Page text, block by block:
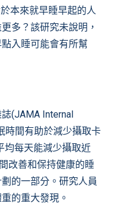
本來就早睡早起的人
多？該研究未說明，
入睡可能會有所幫
(JAMA Internal
時間有助於減少攝取卡
均每天能減少攝取近
改善和保持健康的睡
的一部分。研究人員
的重大發現。